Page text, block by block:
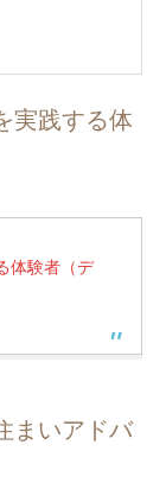
実践する体
体験者（デ
まいアドバ